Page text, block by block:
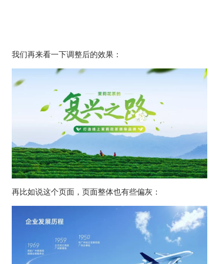
我们再来看一下调整后的效果：
再比如说这个页面，页面整体也有些偏灰：